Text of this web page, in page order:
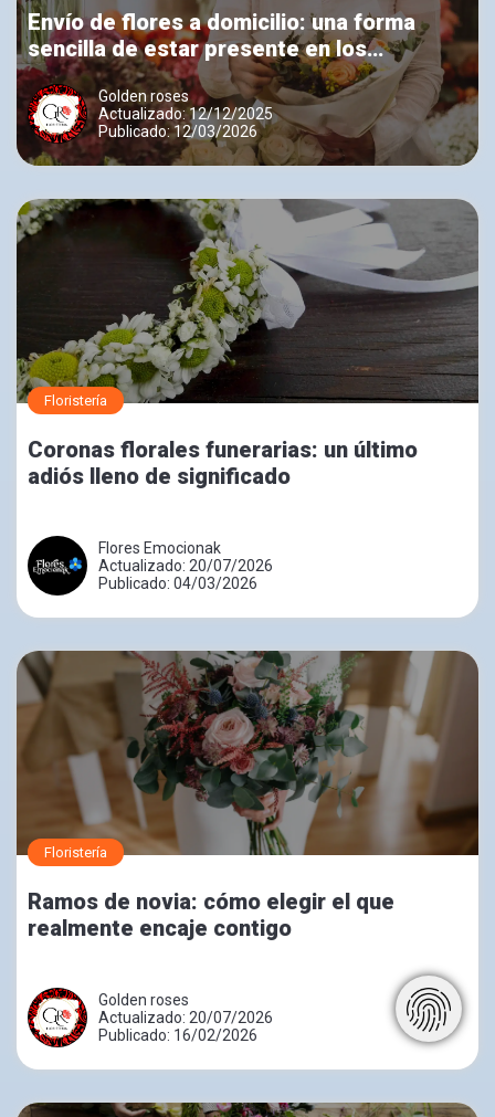
Envío de flores a domicilio: una forma
sencilla de estar presente en los
momentos importantes
Golden roses
Actualizado: 12/12/2025
Publicado: 12/03/2026
Floristería
Coronas florales funerarias: un último
adiós lleno de significado
Flores Emocionak
Actualizado: 20/07/2026
Publicado: 04/03/2026
Floristería
Ramos de novia: cómo elegir el que
realmente encaje contigo
Golden roses
Actualizado: 20/07/2026
Publicado: 16/02/2026